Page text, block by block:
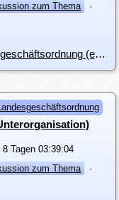
zum Thema
·
i2754: Entfernung von §5(7) der Landesgeschäftsordnung (erweiterter Landesvorstand)
Tagen 03:39:04
zum Thema
·